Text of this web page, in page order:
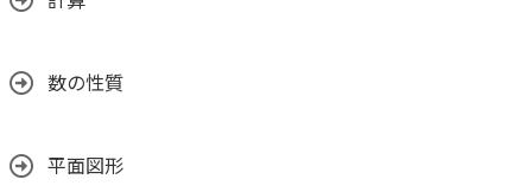
数の性質
平面図形